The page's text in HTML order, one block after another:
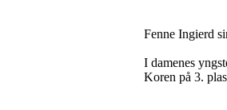
Fenne Ingierd
I damenes
Koren på 3.